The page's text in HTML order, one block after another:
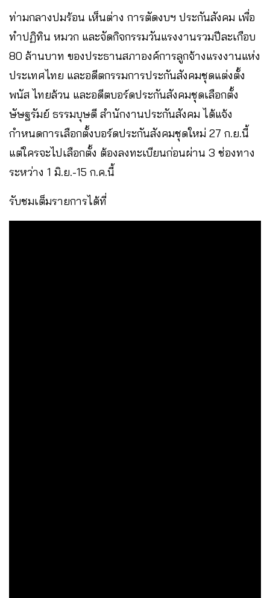
ท่ามกลางปมร้อน เห็นต่าง การตัดงบฯ ประกันสังคม เพื่อ
ทำปฏิทิน หมวก และจัดกิจกรรมวันแรงงานรวมปีละเกือบ
80 ล้านบาท ของประธานสภาองค์การลูกจ้างแรงงานแห่ง
ประเทศไทย และอดีตกรรมการประกันสังคมชุดแต่งตั้ง
พนัส ไทยล้วน และอดีตบอร์ดประกันสังคมชุดเลือกตั้ง
ษัษฐรัมย์ ธรรมบุษดี สำนักงานประกันสังคม ได้แจ้ง
กำหนดการเลือกตั้งบอร์ดประกันสังคมชุดใหม่ 27 ก.ย.นี้
แต่ใครจะไปเลือกตั้ง ต้องลงทะเบียนก่อนผ่าน 3 ช่องทาง
ระหว่าง 1 มิ.ย.-15 ก.ค.นี้
รับชมเต็มรายการได้ที่